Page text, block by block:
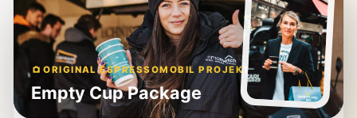
ORIGINAL ESPRESSOMOBIL PROJEKT
Empty Cup Package